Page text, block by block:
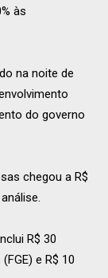
às
na noite de
do governo
chegou a R$
R$ 30
e R$ 10